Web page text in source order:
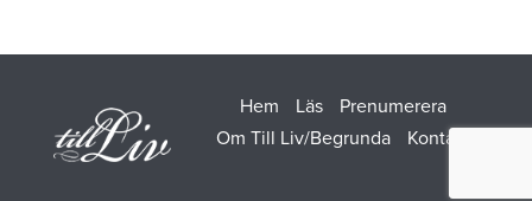
Hem Läs
Prenumerera
Om Till Liv/Begrunda
Kontakt